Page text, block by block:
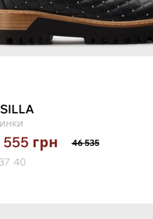
555 грн 46 535
37 40